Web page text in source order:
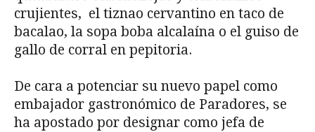
crujientes, el tiznao cervantino en taco de
bacalao, la sopa boba alcalaína o el guiso de
gallo de corral en pepitoria.
De cara a potenciar su nuevo papel como
embajador gastronómico de Paradores, se
ha apostado por designar como jefa de